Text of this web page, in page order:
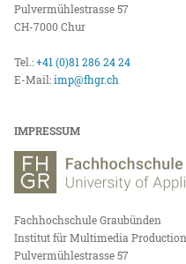
Pulvermühlestrasse 57
CH-7000 Chur
Tel.:+41 (0)81 286 24 24
E-Mail:imp@fhgr.ch
IMPRESSUM
Fachhochschule Graubünden
Institut für Multimedia Production
Pulvermühlestrasse 57